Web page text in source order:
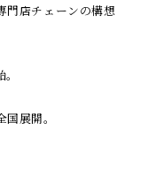
門店チェーンの構想
展開。